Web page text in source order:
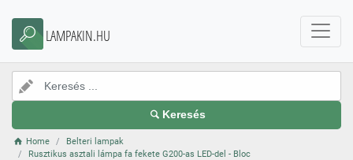
LAMPAKIN.HU
Keresés
Home
Belteri lampak
Rusztikus asztali lámpa fa fekete G200-as LED-del - Bloc